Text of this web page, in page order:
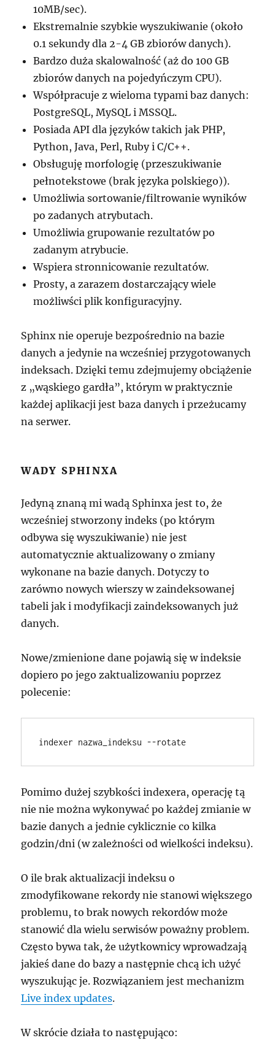
10MB/sec).
Ekstremalnie szybkie wyszukiwanie (około
0.1 sekundy dla 2-4 GB zbiorów danych).
Bardzo duża skalowalność (aż do 100 GB
zbiorów danych na pojedyńczym CPU).
Współpracuje z wieloma typami baz danych:
PostgreSQL, MySQL i MSSQL.
Posiada API dla języków takich jak PHP,
Python, Java, Perl, Ruby i C/C++.
Obsługuję morfologię (przeszukiwanie
pełnotekstowe (brak języka polskiego)).
Umożliwia sortowanie/filtrowanie wyników
po zadanych atrybutach.
Umożliwia grupowanie rezultatów po
zadanym atrybucie.
Wspiera stronnicowanie rezultatów.
Prosty, a zarazem dostarczający wiele
możliwści plik konfiguracyjny.
Sphinx nie operuje bezpośrednio na bazie
danych a jedynie na wcześniej przygotowanych
indeksach. Dzięki temu zdejmujemy obciążenie
z „wąskiego gardła”, którym w praktycznie
każdej aplikacji jest baza danych i przeżucamy
na serwer.
WADY SPHINXA
Jedyną znaną mi wadą Sphinxa jest to, że
wcześniej stworzony indeks (po którym
odbywa się wyszukiwanie) nie jest
automatycznie aktualizowany o zmiany
wykonane na bazie danych. Dotyczy to
zarówno nowych wierszy w zaindeksowanej
tabeli jak i modyfikacji zaindeksowanych już
danych.
Nowe/zmienione dane pojawią się w indeksie
dopiero po jego zaktualizowaniu poprzez
polecenie:
Pomimo dużej szybkości indexera, operację tą
nie nie można wykonywać po każdej zmianie w
bazie danych a jednie cyklicznie co kilka
godzin/dni (w zależności od wielkości indeksu).
O ile brak aktualizacji indeksu o
zmodyfikowane rekordy nie stanowi większego
problemu, to brak nowych rekordów może
stanowić dla wielu serwisów poważny problem.
Często bywa tak, że użytkownicy wprowadzają
jakieś dane do bazy a następnie chcą ich użyć
wyszukując je. Rozwiązaniem jest mechanizm
Live index updates.
W skrócie działa to następująco: